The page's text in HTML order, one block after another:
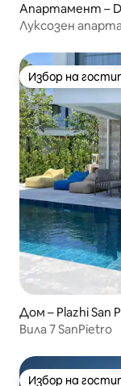
Апартамент –
Луксозен
Избор на
Избор на
Дом – Plazhi San
Вила 7 SanPietro
Избор на